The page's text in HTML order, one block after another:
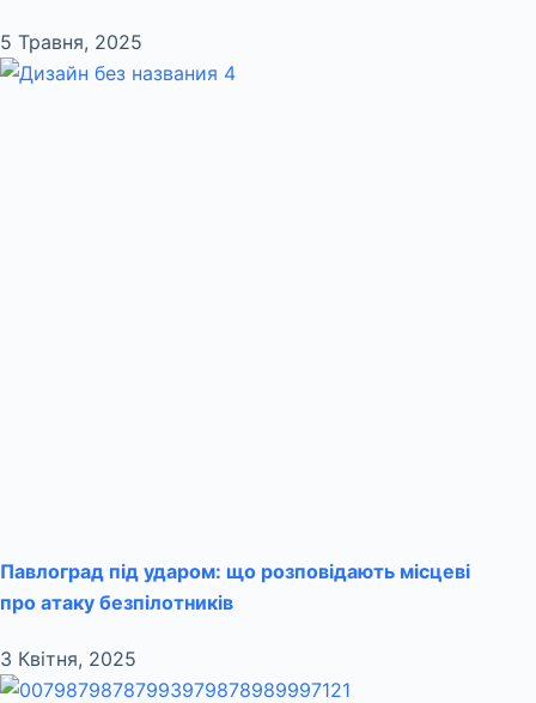
5 Травня, 2025
Павлоград під ударом: що розповідають місцеві
про атаку безпілотників
3 Квітня, 2025